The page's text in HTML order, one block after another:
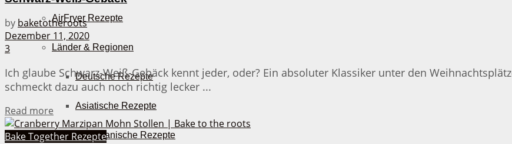
AirFryer Rezepte
Länder & Regionen
Deutsche Rezepte
Asiatische Rezepte
Amerikanische Rezepte
by baketotheroots
Dezember 11, 2020
3
Ich glaube Schwarz-Weiß-Gebäck kennt jeder, oder? Ein absoluter Klassiker unter den
schmeckt dazu auch noch richtig lecker ...
Read more Details
Bake Together Rezepte